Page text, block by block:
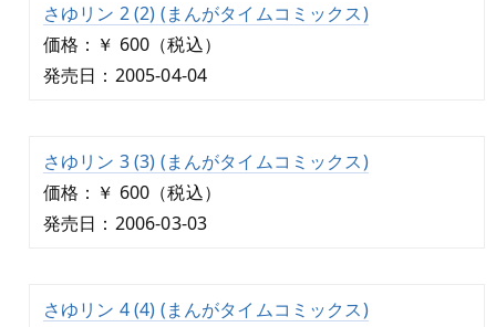
さゆリン 2 (2) (まんがタイムコミックス)
価格：￥ 600（税込）
発売日：2005-04-04
さゆリン 3 (3) (まんがタイムコミックス)
価格：￥ 600（税込）
発売日：2006-03-03
さゆリン 4 (4) (まんがタイムコミックス)